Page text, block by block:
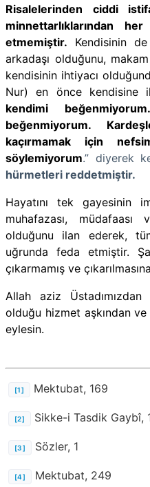
Risalelerinden ciddi
minnettarlıklarından
etmemiştir. Kendisinin
arkadaşı olduğunu,
kendisinin ihtiyacı
Nur) en önce kendisine
kendimi
beğenmiyorum.
kaçırmamak için
söylemiyorum.” diyerek
hürmetleri reddetmiştir.
Hayatını tek gayesinin
muhafazası,
olduğunu ilan ederek,
uğrunda feda etmiştir.
çıkarmamış ve
Allah aziz
olduğu hizmet aşkından
eylesin.
[1] Mektubat, 169
[2] Sikke-i Tasdik Gaybî,
[3] Sözler, 1
[4] Mektubat, 249